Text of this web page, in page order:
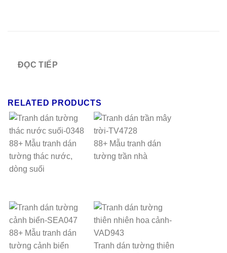
ĐỌC TIẾP
RELATED PRODUCTS
88+ Mẫu tranh dán
tường thác nước,
dòng suối
88+ Mẫu tranh dán
tường trần nhà
88+ Mẫu tranh dán
tường cảnh biển
Tranh dán tường thiên